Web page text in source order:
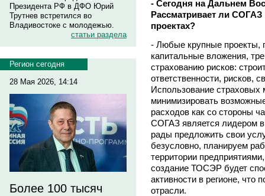
Президента РФ в ДФО Юрий
Трутнев встретился во
Владивостоке с молодежью.
статьи раздела
Регион сегодня
28 Мая 2026, 14:14
Более 100 тысяч
- Сегодня на Дальнем
Рассматривает ли СОГАЗ
проектах?
- Любые крупные проекты,
капитальные вложения,
страхованию рисков:
ответственности, рисков,
Использование страховых
минимизировать
расходов как со стороны
СОГАЗ является лидером
рады предложить свои
безусловно, планируем
территории
создание ТОСЭР будет
активности в регионе, что
отрасли.